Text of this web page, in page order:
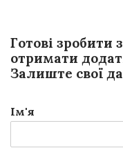
Готові зробити
отримати
Залиште свої
Ім'я